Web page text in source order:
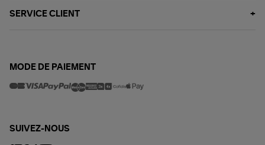
SERVICE CLIENT
MODE DE PAIEMENT
SUIVEZ-NOUS